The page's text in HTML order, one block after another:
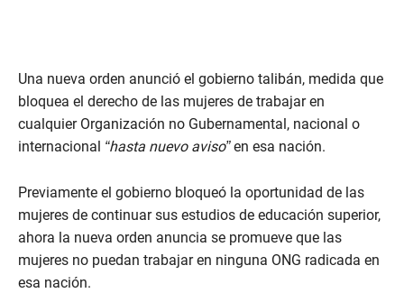
Una nueva orden anunció el gobierno talibán, medida que
bloquea el derecho de las mujeres de trabajar en
cualquier Organización no Gubernamental, nacional o
internacional “hasta nuevo aviso”en esa nación.
Previamente el gobierno bloqueó la oportunidad de las
mujeres de continuar sus estudios de educación superior,
ahora la nueva orden anuncia se promueve que las
mujeres no puedan trabajar en ninguna ONG radicada en
esa nación.